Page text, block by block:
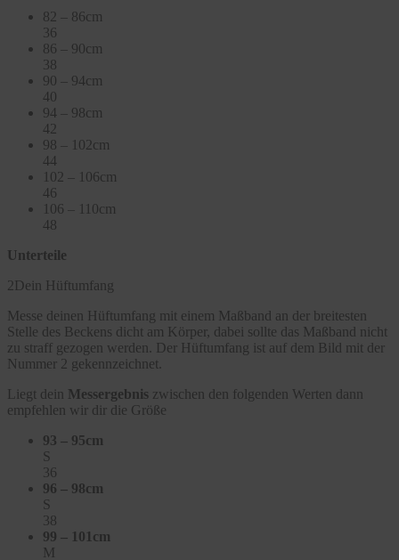
82 – 86cm
36
86 – 90cm
38
90 – 94cm
40
94 – 98cm
42
98 – 102cm
44
102 – 106cm
46
106 – 110cm
48
Unterteile
2Dein Hüftumfang
Messe deinen Hüftumfang mit einem Maßband an der breitesten
Stelle des Beckens dicht am Körper, dabei sollte das Maßband nicht
zu straff gezogen werden. Der Hüftumfang ist auf dem Bild mit der
Nummer 2 gekennzeichnet.
Liegt dein Messergebnis zwischen den folgenden Werten dann
empfehlen wir dir die Größe
93 – 95cm
S
36
96 – 98cm
S
38
99 – 101cm
M